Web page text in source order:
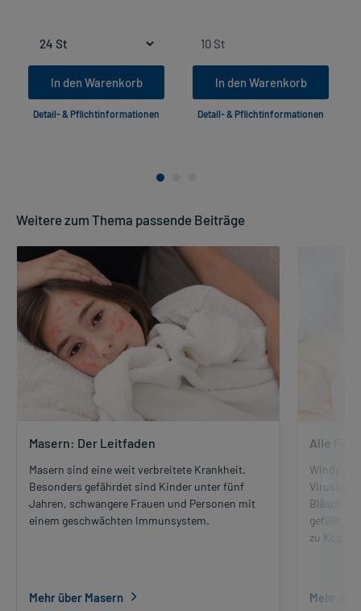
In den Warenkorb
Detail- & Pflichtinformationen
In den Warenkorb
Detail- & Pflichtinformationen
Weitere zum Thema passende Beiträge
Masern: Der Leitfaden
Masern sind eine weit verbreitete Krankheit.
Besonders gefährdet sind Kinder unter fünf
Jahren, schwangere Frauen und Personen mit
einem geschwächten Immunsystem.
Mehr über Masern
Alle
gefüllt
zu Kopf-
Mehr zu